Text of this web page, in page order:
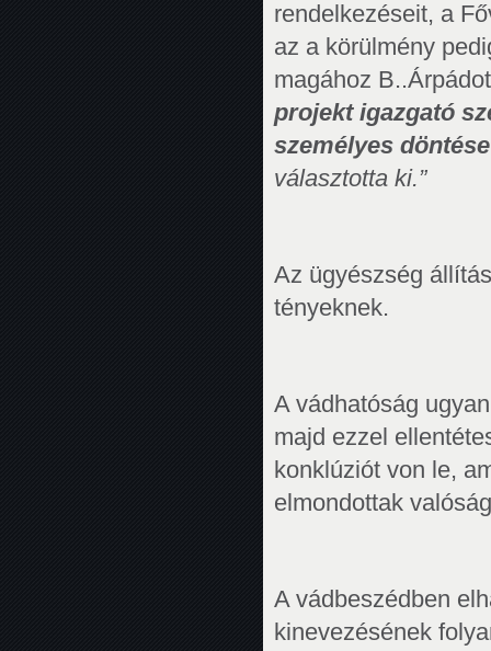
rendelkezéseit, a
az a körülmény
magához
projekt igazgató
személyes
választotta ki.”
Az ügyészség
tényeknek.
A vádhatóság
majd ezzel
konklúziót von le,
elmondottak
A vádbeszédben
kinevezésének